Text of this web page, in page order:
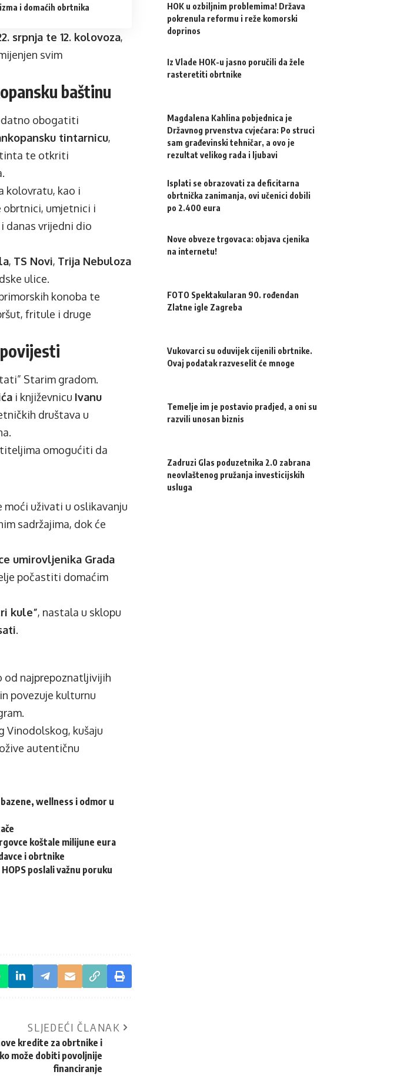
i domaćih obrtnika
srpnja te 12. kolovoza,
svim
baštinu
obogatiti
tintarnicu,
tinta te otkriti
kolovratu, kao i
obrtnici, umjetnici i
danas vrijedni dio
, TS Novi, Trija Nebuloza
ulice.
konoba te
fritule i druge
Starim gradom.
i književnicu Ivanu
društava u
omogućiti da
uživati u oslikavanju
sadržajima, dok će
umirovljenika Grada
počastiti domaćim
kule”, nastala u sklopu
.
od najprepoznatljivijih
povezuje kulturnu
Vinodolskog, kušaju
autentičnu
wellness i odmor u
koštale milijune eura
i obrtnike
poslali važnu poruku
SLJEDEĆI ČLANAK
kredite za obrtnike i
može dobiti povoljnije
financiranje
HOK u ozbiljnim problemima! Država
pokrenula reformu i reže komorski
doprinos
Iz Vlade HOK-u jasno poručili da žele
rasteretiti obrtnike
Magdalena Kahlina pobjednica je
Državnog prvenstva cvjećara: Po struci
sam građevinski tehničar, a ovo je
rezultat velikog rada i ljubavi
Isplati se obrazovati za deficitarna
obrtnička zanimanja, ovi učenici dobili
po 2.400 eura
Nove obveze trgovaca: objava cjenika
na internetu!
FOTO Spektakularan 90. rođendan
Zlatne igle Zagreba
Vukovarci su oduvijek cijenili obrtnike.
Ovaj podatak razveselit će mnoge
Temelje im je postavio pradjed, a oni su
razvili unosan biznis
Zadruzi Glas poduzetnika 2.0 zabrana
neovlaštenog pružanja investicijskih
usluga